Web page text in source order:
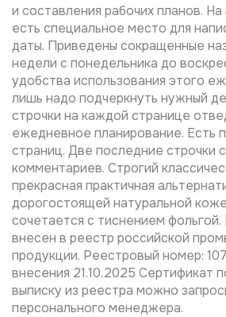
и составления рабочих планов.
есть специальное место для
даты. Приведены сокращенные
недели с понедельника до
удобства использования этого
лишь надо подчеркнуть нужный
строчки на каждой странице
ежедневное планирование. Есть
страниц. Две последние строчки
комментариев. Строгий
прекрасная практичная
дорогостоящей натуральной
сочетается с тиснением
внесен в реестр российской
продукции. Реестровый номер:
внесения 21.10.2025 Сертификат
выписку из реестра можно
персонального менеджера.